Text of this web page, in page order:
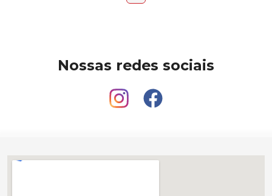
Nossas redes sociais